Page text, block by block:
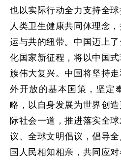
也以实际行动全力支持全
人类卫生健康共同体理念
运与共的纽带。中国迈上
化国家新征程，将以中国
族伟大复兴。中国将坚持
外开放的基本国策，坚定
略，以自身发展为世界创
际社会一道，推进落实全
议、全球文明倡议，倡导
国人民相知相亲，共同应